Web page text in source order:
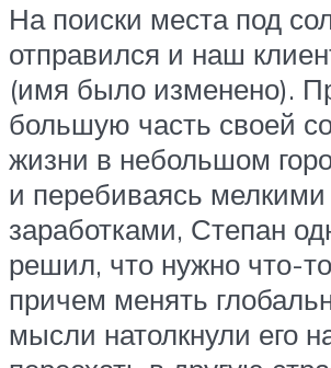
На поиски места под
отправился и наш
(имя было изменено).
большую часть своей
жизни в небольшом
и перебиваясь мелкими
заработками, Степан
решил, что нужно что-
причем менять
мысли натолкнули его